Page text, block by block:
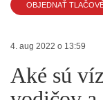
OBJEDNAŤ
4. aug 2022 o 13:59
Aké sú